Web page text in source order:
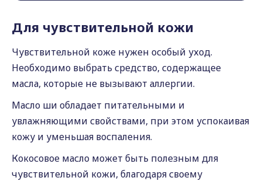
Для чувствительной кожи
Чувствительной коже нужен особый уход.
Необходимо выбрать средство, содержащее
масла, которые не вызывают аллергии.
Масло ши обладает питательными и
увлажняющими свойствами, при этом успокаивая
кожу и уменьшая воспаления.
Кокосовое масло может быть полезным для
чувствительной кожи, благодаря своему